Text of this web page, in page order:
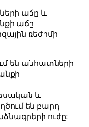
աճը և
աճը
ռեժիմի
են անհատների
և
են բարդ
ուժը: